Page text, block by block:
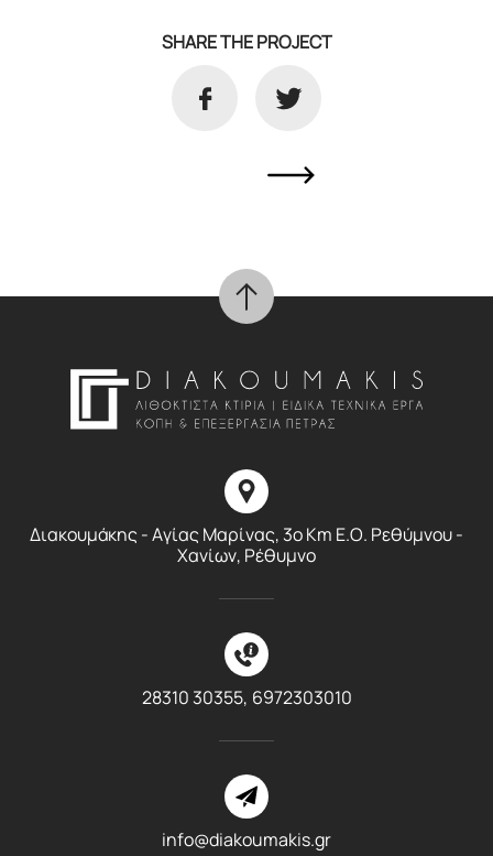
SHARE THE PROJECT
Διακουμάκης - Αγίας Μαρίνας, 3ο Km E.O. Ρεθύμνου -
Χανίων, Ρέθυμνο
28310 30355, 6972303010
info@diakoumakis.gr